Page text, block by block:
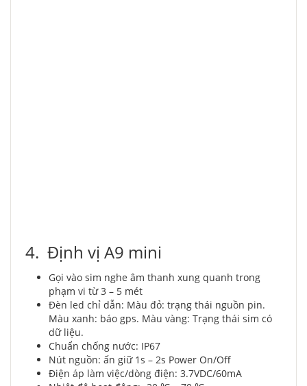
4. Định vị A9 mini
Gọi vào sim nghe âm thanh xung quanh trong
phạm vi từ 3 – 5 mét
Đèn led chỉ dẫn: Màu đỏ: trạng thái nguồn pin.
Màu xanh: báo gps. Màu vàng: Trạng thái sim có
dữ liệu.
Chuẩn chống nước: IP67
Nút nguồn: ấn giữ 1s – 2s Power On/Off
Điện áp làm việc/dòng điện: 3.7VDC/60mA